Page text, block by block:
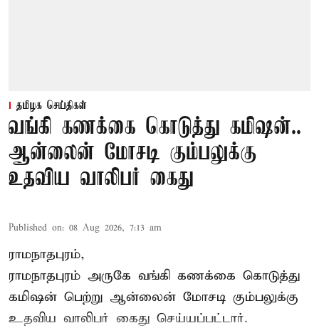
தமிழக செய்திகள்
வங்கி கணக்கை கொடுத்து கமிஷன்..
ஆன்லைன் மோசடி கும்பலுக்கு
உதவிய வாலிபர் கைது
Published on: 08 Aug 2026, 7:13 am
ராமநாதபுரம்,
ராமநாதபுரம் அருகே வங்கி கணக்கை கொடுத்து
கமிஷன் பெற்று ஆன்லைன் மோசடி கும்பலுக்கு
உதவிய வாலிபர் கைது செய்யப்பட்டார்.